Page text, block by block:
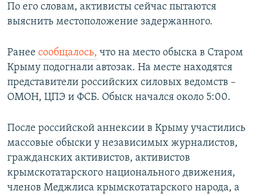
По его словам, активисты сейчас пытаются
выяснить местоположение задержанного.
Ранее сообщалось, что на место обыска в Старом
Крыму подогнали автозак. На месте находятся
представители российских силовых ведомств –
ОМОН, ЦПЭ и ФСБ. Обыск начался около 5:00.
После российской аннексии в Крыму участились
массовые обыски у независимых журналистов,
гражданских активистов, активистов
крымскотатарского национального движения,
членов Меджлиса крымскотатарского народа, а